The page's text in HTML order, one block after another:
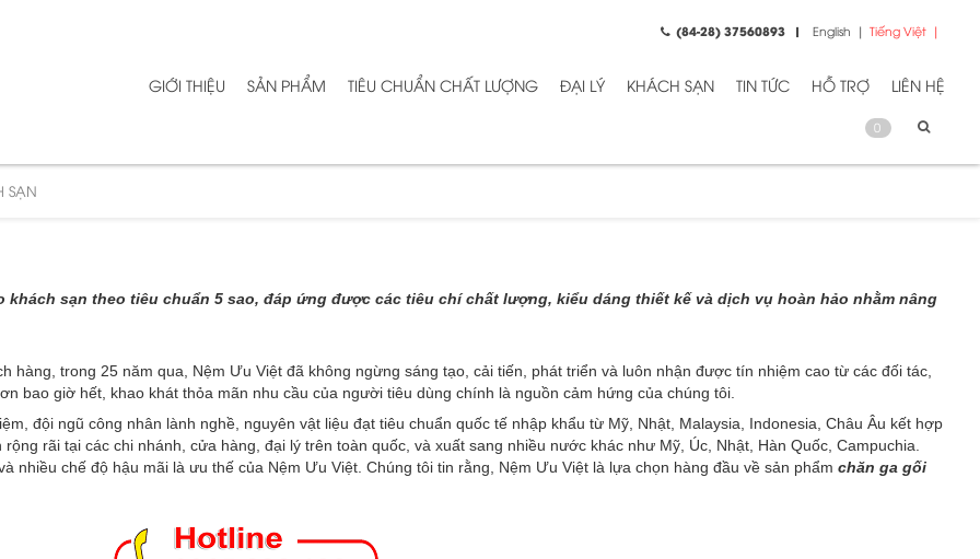
(84-28) 37560893 English Tiếng Việt
GIỚI THIỆU SẢN PHẨM TIÊU CHUẨN CHẤT LƯỢNG ĐẠI LÝ KHÁCH SẠN TIN TỨC HỖ TRỢ LIÊN HỆ
0
SẠN
sạn theo tiêu chuẩn 5 sao, đáp ứng được các tiêu chí chất lượng, kiểu dáng thiết kế và dịch vụ hoàn hảo nhằm nâng
hàng, trong 25 năm qua, Nệm Ưu Việt đã không ngừng sáng tạo, cải tiến, phát triển và luôn nhận được tín nhiệm cao từ các đối tác,
bao giờ hết, khao khát thỏa mãn nhu cầu của người tiêu dùng chính là nguồn cảm hứng của chúng tôi.
đội ngũ công nhân lành nghề, nguyên vật liệu đạt tiêu chuẩn quốc tế nhập khẩu từ Mỹ, Nhật, Malaysia, Indonesia, Châu Âu kết hợp
rãi tại các chi nhánh, cửa hàng, đại lý trên toàn quốc, và xuất sang nhiều nước khác như Mỹ, Úc, Nhật, Hàn Quốc, Campuchia.
nhiều chế độ hậu mãi là ưu thế của Nệm Ưu Việt. Chúng tôi tin rằng, Nệm Ưu Việt là lựa chọn hàng đầu về sản phẩm chăn ga gối